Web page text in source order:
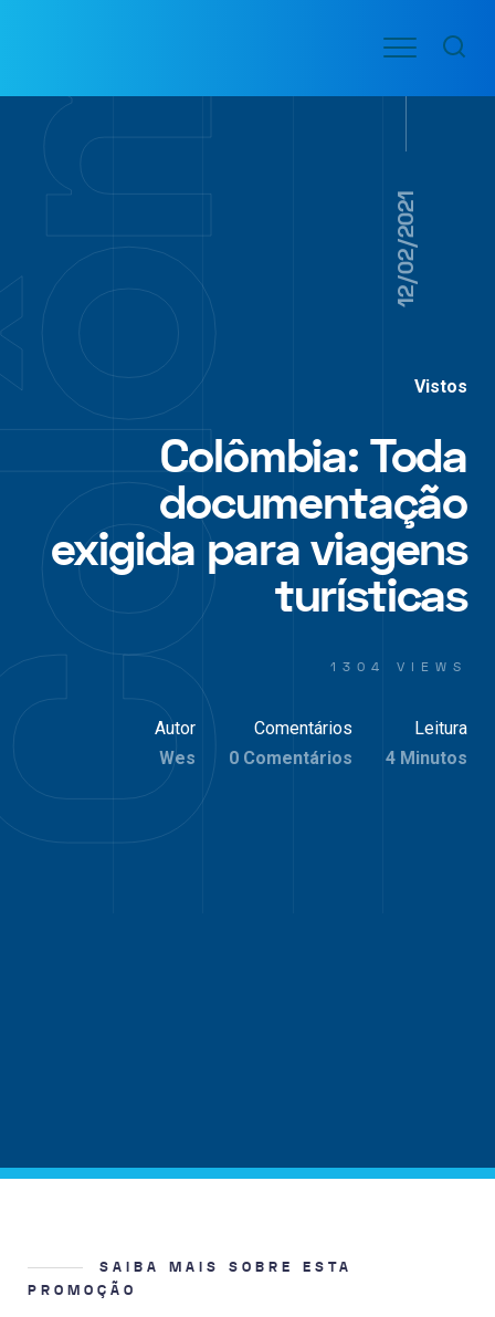
conteúdo
VOO
AÉREAS
Menu
12/02/2021
Vistos
Colômbia: Toda
documentação
exigida para viagens
turísticas
1304 VIEWS
Autor
Wes
Comentários
0 Comentários
Leitura
4 Minutos
SAIBA MAIS SOBRE ESTA
PROMOÇÃO